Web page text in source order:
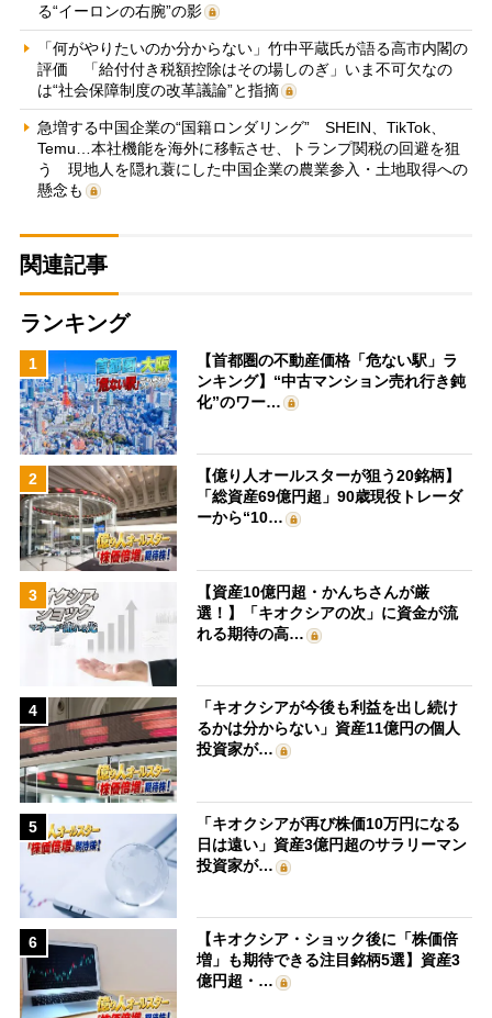
る“イーロンの右腕”の影
「何がやりたいのか分からない」竹中平蔵氏が語る高市内閣の
評価 「給付付き税額控除はその場しのぎ」いま不可欠なの
は“社会保障制度の改革議論”と指摘
急増する中国企業の“国籍ロンダリング” SHEIN、TikTok、
Temu…本社機能を海外に移転させ、トランプ関税の回避を狙
う 現地人を隠れ蓑にした中国企業の農業参入・土地取得への
懸念も
関連記事
ランキング
1
【首都圏の不動産価格「危ない駅」ラ
ンキング】“中古マンション売れ行き鈍
化”のワー…
2
【億り人オールスターが狙う20銘柄】
「総資産69億円超」90歳現役トレーダ
ーから“10…
3
【資産10億円超・かんちさんが厳
選！】「キオクシアの次」に資金が流
れる期待の高…
4
「キオクシアが今後も利益を出し続け
るかは分からない」資産11億円の個人
投資家が…
5
「キオクシアが再び株価10万円になる
日は遠い」資産3億円超のサラリーマン
投資家が…
6
【キオクシア・ショック後に「株価倍
増」も期待できる注目銘柄5選】資産3
億円超・…